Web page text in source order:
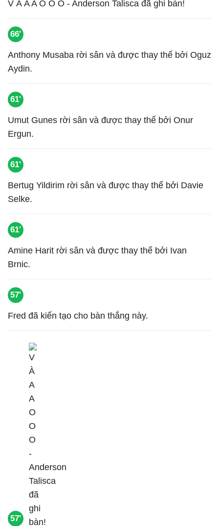
V À A A O O O - Anderson Talisca đã ghi bàn!
66'
Anthony Musaba rời sân và được thay thế bởi Oguz
Aydin.
61'
Umut Gunes rời sân và được thay thế bởi Onur
Ergun.
61'
Bertug Yildirim rời sân và được thay thế bởi Davie
Selke.
61'
Amine Harit rời sân và được thay thế bởi Ivan
Brnic.
57'
Fred đã kiến tạo cho bàn thắng này.
57'